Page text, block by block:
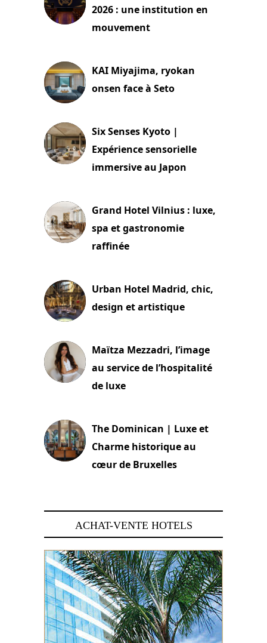
2026 : une institution en
mouvement
KAI Miyajima, ryokan
onsen face à Seto
Six Senses Kyoto |
Expérience sensorielle
immersive au Japon
Grand Hotel Vilnius : luxe,
spa et gastronomie
raffinée
Urban Hotel Madrid, chic,
design et artistique
Maïtza Mezzadri, l’image
au service de l’hospitalité
de luxe
The Dominican | Luxe et
Charme historique au
cœur de Bruxelles
ACHAT-VENTE HOTELS